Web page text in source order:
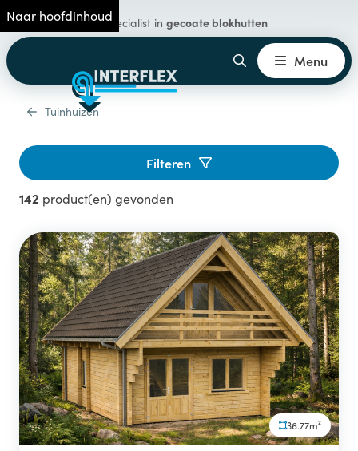
Naar hoofdinhoud 35 jaar vakmanschap
Menu
Tuinhuizen
Filteren
142 product(en) gevonden
36.77m²